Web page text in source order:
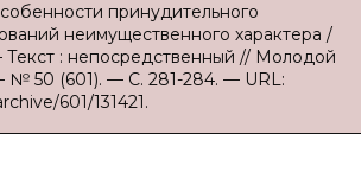
принудительного
неимущественного характера /
: непосредственный // Молодой
№ 50 (601). — С. 281-284. — URL:
601/131421.